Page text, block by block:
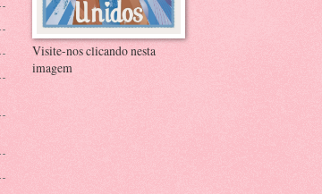
Visite-nos clicando nesta
imagem